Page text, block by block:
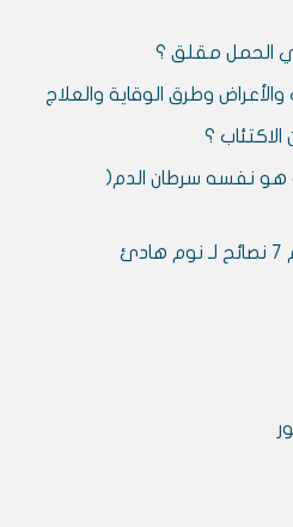
مقلق ؟
وطرق الوقاية والعلاج
؟
نفسه سرطان الدم(